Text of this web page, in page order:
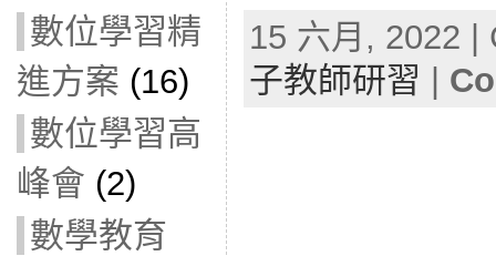
數位學習精
進方案 (16)
數位學習高
峰會 (2)
數學教育
15 六月, 2022
子教師研習 |